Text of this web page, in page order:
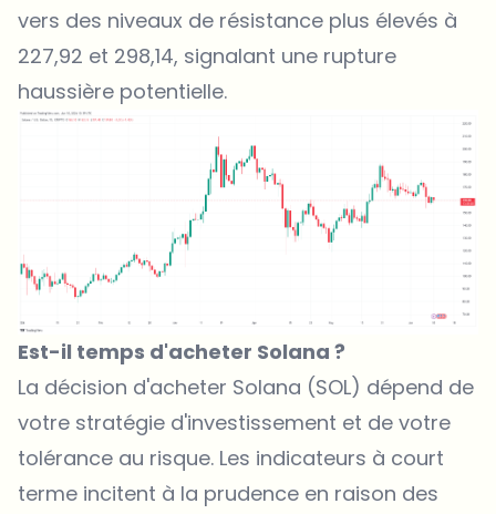
vers des niveaux de résistance plus élevés à
227,92 et 298,14, signalant une rupture
haussière potentielle.
Est-il temps d'acheter Solana ?
La décision d'acheter Solana (SOL) dépend de
votre stratégie d'investissement et de votre
tolérance au risque. Les indicateurs à court
terme incitent à la prudence en raison des